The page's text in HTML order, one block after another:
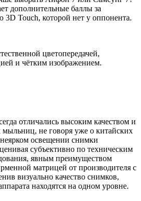
дополнительные баллы за
Touch, которой нет у оппонента.
цветопередачей,
и чётким изображением.
отличались высоким качеством и
не говоря уже о китайских
освещении снимки
субъективно по техническим
явным преимуществом
матрицей от производителя с
визуально качество снимков,
находятся на одном уровне.